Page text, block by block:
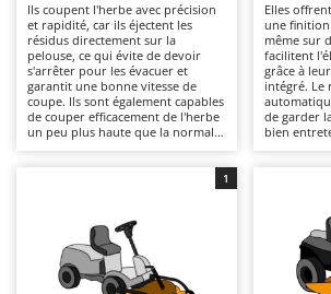
Autolaveuses
Autres produits
B
Balayeuses
Bancs de scie pour le bois - Scies
Brosses pour sols extérieurs
Brouettes à moteur
Ambrogio Robot
Annovi Reverberi
ANTHBOT
Archman
Ariete
Artus
Ils coupent l'herbe avec précision
et rapidité, car ils éjectent les
résidus directement sur la
pelouse, ce qui évite de devoir
s'arrêter pour les évacuer et
garantit une bonne vitesse de
coupe. Ils sont également capables
de couper efficacement de l'herbe
un peu plus haute que la normale,
Elles
une finition
même sur
facilitent
grâce à
intégré. Le
de garder
bien
des
important
est plein
l’usure
1